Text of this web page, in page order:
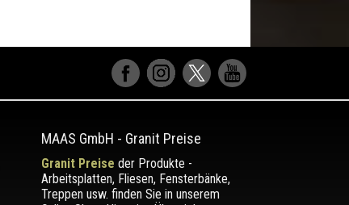
MAAS GmbH - Granit Preise
Granit Preise der Produkte -
Arbeitsplatten, Fliesen, Fensterbänke,
Treppen usw. finden Sie in unserem